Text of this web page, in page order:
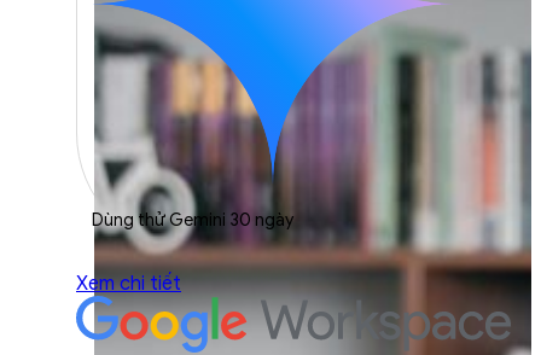
Dùng thử Gemini 30 ngày
Xem chi tiết